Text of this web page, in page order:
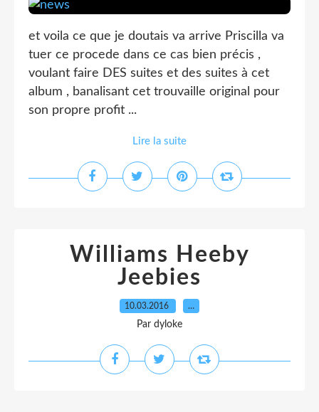
et voila ce que je doutais va arrive Priscilla va
tuer ce procede dans ce cas bien précis ,
voulant faire DES suites et des suites à cet
album , banalisant cet trouvaille original pour
son propre profit ...
Lire la suite
Williams Heeby
Jeebies
10.03.2016 …
Par dyloke